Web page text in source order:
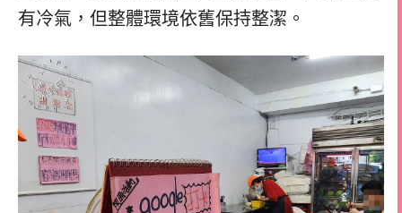
有冷氣，但整體環境依舊保持整潔。